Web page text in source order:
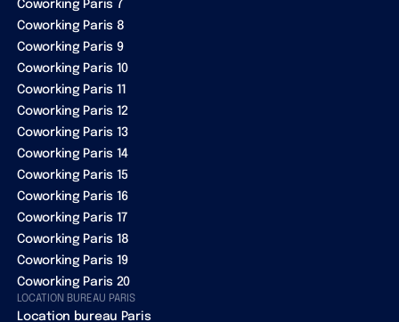
Coworking Paris 7
Coworking Paris 8
Coworking Paris 9
Coworking Paris 10
Coworking Paris 11
Coworking Paris 12
Coworking Paris 13
Coworking Paris 14
Coworking Paris 15
Coworking Paris 16
Coworking Paris 17
Coworking Paris 18
Coworking Paris 19
Coworking Paris 20
LOCATION BUREAU PARIS
Location bureau Paris